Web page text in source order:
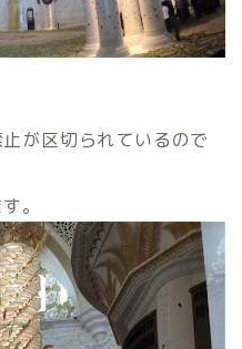
が区切られているので
。